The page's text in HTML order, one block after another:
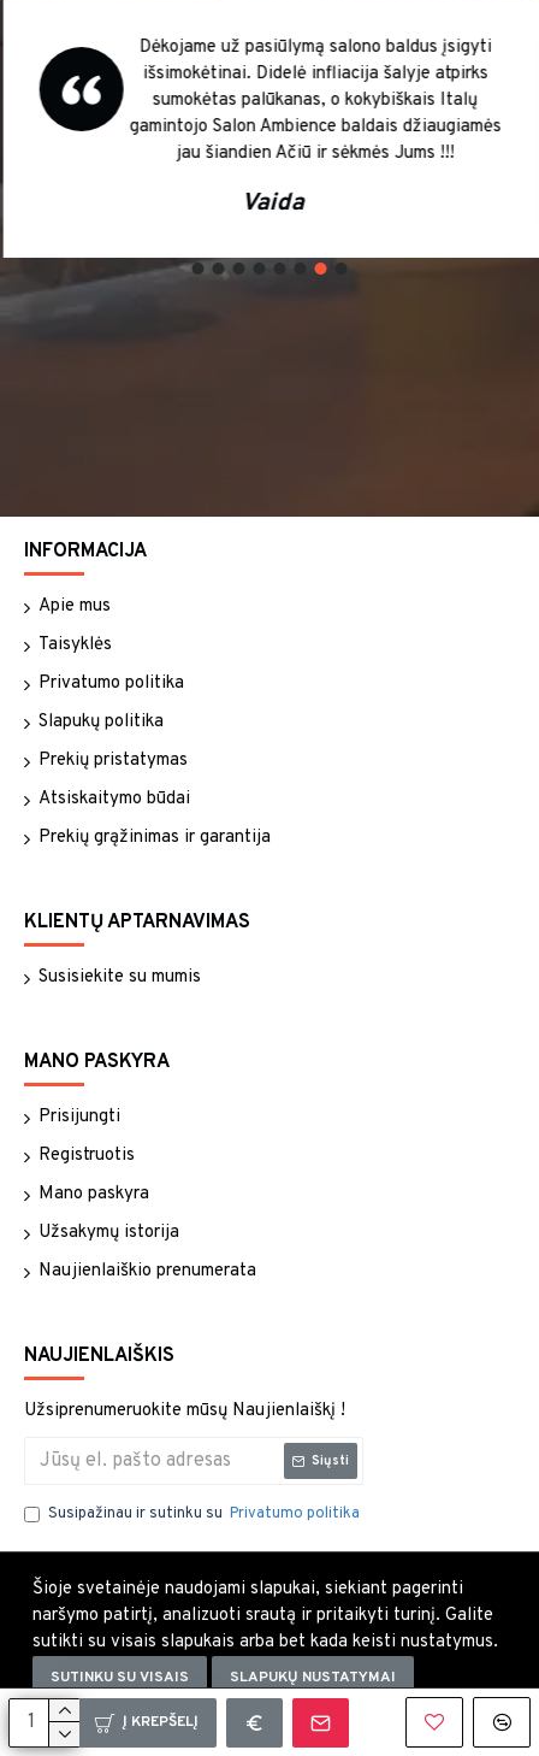
Į KREPŠELĮ
Dėkojame už pasiūlymą salono baldus įsigyti
išsimokėtinai. Didelė infliacija šalyje atpirks
sumokėtas palūkanas, o kokybiškais Italų
gamintojo Salon Ambience baldais džiaugiamės
jau šiandien Ačiū ir sėkmės Jums !!!
Vaida
INFORMACIJA
Apie mus
Taisyklės
Privatumo politika
Slapukų politika
Prekių pristatymas
Atsiskaitymo būdai
Prekių grąžinimas ir garantija
KLIENTŲ APTARNAVIMAS
Susisiekite su mumis
MANO PASKYRA
Prisijungti
Registruotis
Mano paskyra
Užsakymų istorija
Naujienlaiškio prenumerata
NAUJIENLAIŠKIS
Užsiprenumeruokite mūsų Naujienlaiškį !
Siųsti
Susipažinau ir sutinku su Privatumo politika
Copyright © 2021, Visos teisės saugomos.
Šioje svetainėje naudojami slapukai, siekiant pagerinti
naršymo patirtį, analizuoti srautą ir pritaikyti turinį. Galite
sutikti su visais slapukais arba bet kada keisti nustatymus.
SUTINKU SU VISAIS SLAPUKŲ NUSTATYMAI
Uždaryti×